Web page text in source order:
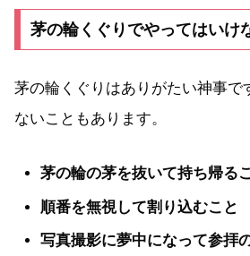
茅の輪くぐりでやってはいけ
茅の輪くぐりはありがたい神事で
ないこともあります。
茅の輪の茅を抜いて持ち帰る
順番を無視して割り込むこと
写真撮影に夢中になって参拝